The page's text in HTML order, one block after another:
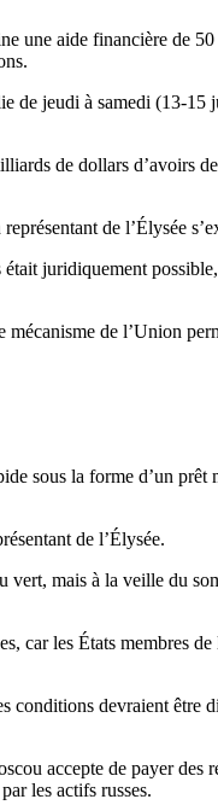
une aide financière de
jeudi à samedi (13-15
de dollars d’avoirs
de l’Élysée
juridiquement
de l’Union
sous la forme d’un prêt
de l’Élysée.
mais à la veille du
car les États membres
conditions devraient être
accepte de payer des
les actifs russes.